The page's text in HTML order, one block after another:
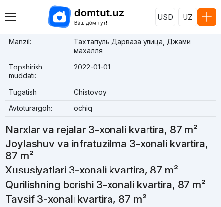
USD UZ
Manzil:
Тахтапуль Дарваза улица, Джами
махалля
Topshirish
muddati:
2022-01-01
Tugatish:
Chistovoy
Avtoturargoh:
ochiq
Narxlar va rejalar 3-xonali kvartira, 87 m²
Joylashuv va infratuzilma 3-xonali kvartira,
87 m²
Xususiyatlari 3-xonali kvartira, 87 m²
Qurilishning borishi 3-xonali kvartira, 87 m²
Tavsif 3-xonali kvartira, 87 m²